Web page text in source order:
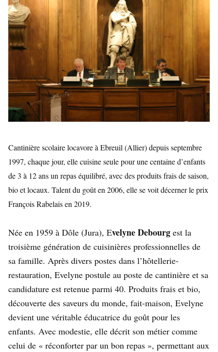
Cantinière scolaire locavore à Ebreuil (Allier) depuis septembre
1997, chaque jour, elle cuisine seule pour une centaine d’enfants
de 3 à 12 ans un repas équilibré, avec des produits frais de saison,
bio et locaux. Talent du goût en 2006, elle se voit décerner le prix
François Rabelais en 2019.
Née en 1959 à Dôle (Jura), Evelyne Debourg est la
troisième génération de cuisinières professionnelles de
sa famille. Après divers postes dans l’hôtellerie-
restauration, Evelyne postule au poste de cantinière et sa
candidature est retenue parmi 40. Produits frais et bio,
découverte des saveurs du monde, fait-maison, Evelyne
devient une véritable éducatrice du goût pour les
enfants. Avec modestie, elle décrit son métier comme
celui de « réconforter par un bon repas », permettant aux